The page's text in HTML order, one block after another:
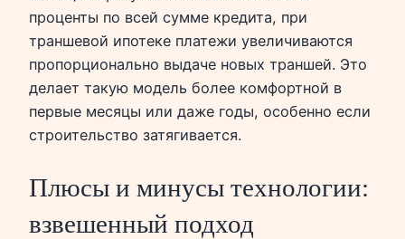
проценты по всей сумме кредита, при
траншевой ипотеке платежи увеличиваются
пропорционально выдаче новых траншей. Это
делает такую модель более комфортной в
первые месяцы или даже годы, особенно если
строительство затягивается.
Плюсы и минусы технологии:
взвешенный подход